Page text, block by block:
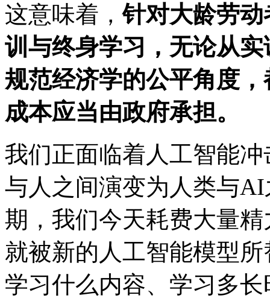
这意味着，针对大龄劳
训与终身学习，无论从
规范经济学的公平角度
成本应当由政府承担。
我们正面临着人工智能
与人之间演变为人类与
期，我们今天耗费大量
就被新的人工智能模型
学习什么内容、学习多